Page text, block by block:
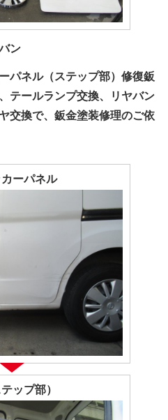
ン
パネル（ステップ部）修復鈑
テールランプ交換、リヤバン
交換で、鈑金塗装修理のご依
ーパネル
ップ部）